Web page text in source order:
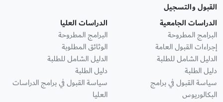
القبول والتسجيل
الدراسات الجامعية
البرامج المطروحة
إجراءات القبول العامة
الدليل الشامل للطلبة
دليل الطلبة
سياسة القبول في برامج
البكالوريوس
الدراسات العليا
البرامج المطروحة
الوثائق المطلوبة
الدليل الشامل للطلبة
دليل الطلبة
سياسة القبول في برامج الدراسات
العليا